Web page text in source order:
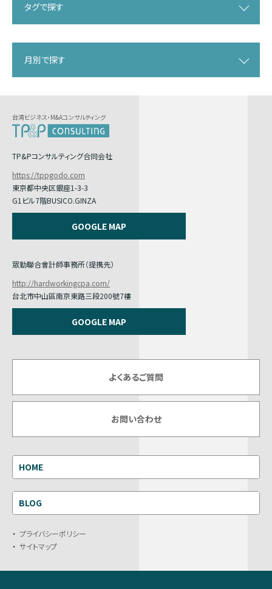
タグで探す
月別で探す
台湾ビジネス・M&Aコンサルティング
TP&Pコンサルティング合同会社
https://tppgodo.com
東京都中央区銀座1-3-3
G1ビル7階BUSICO.GINZA
GOOGLE MAP
眾勤聯合會計師事務所（提携先）
http://hardworkingcpa.com/
台北市中山區南京東路三段200號7樓
GOOGLE MAP
よくあるご質問
お問い合わせ
HOME
BLOG
プライバシーポリシー
サイトマップ